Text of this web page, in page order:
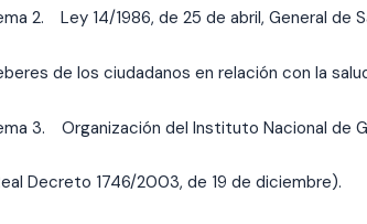
2. Ley 14/1986, de 25 de abril, General de
de los ciudadanos en relación con la
3. Organización del Instituto Nacional de
Decreto 1746/2003, de 19 de diciembre).